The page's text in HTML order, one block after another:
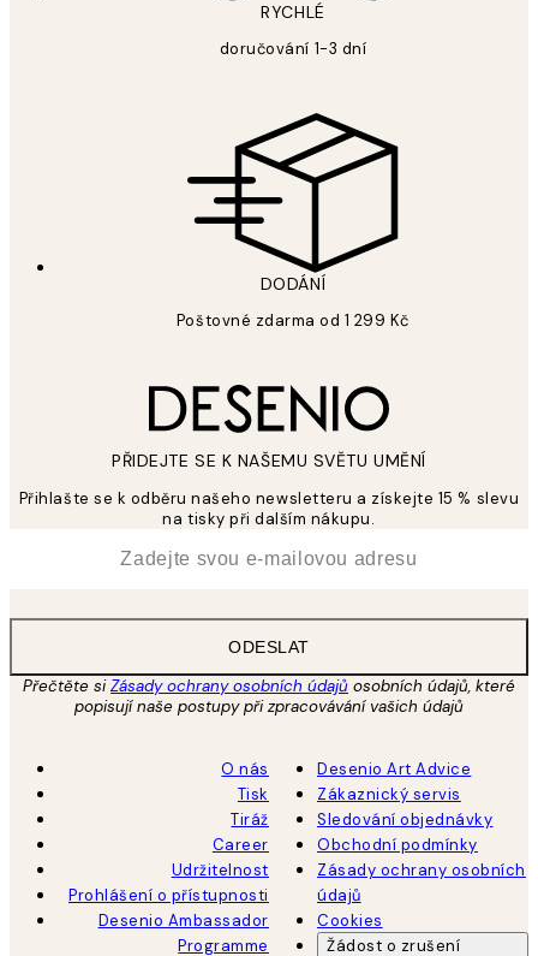
RYCHLÉ
doručování 1-3 dní
DODÁNÍ
Poštovné zdarma od 1 299 Kč
PŘIDEJTE SE K NAŠEMU SVĚTU UMĚNÍ
Přihlašte se k odběru našeho newsletteru a získejte 15 % slevu
na tisky při dalším nákupu.
ODESLAT
Přečtěte siZásady ochrany osobních údajů osobních údajů, které
popisují naše postupy při zpracovávání vašich údajů
O nás
Tisk
Tiráž
Career
Udržitelnost
Prohlášení o přístupnosti
Desenio Ambassador
Programme
Desenio Art Advice
Zákaznický servis
Sledování objednávky
Obchodní podmínky
Zásady ochrany osobních
údajů
Cookies
Žádost o zrušení